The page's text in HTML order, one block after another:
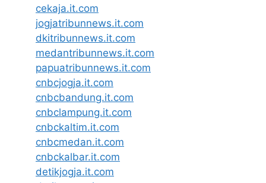
cekaja.it.com
jogjatribunnews.it.com
dkitribunnews.it.com
medantribunnews.it.com
papuatribunnews.it.com
cnbcjogja.it.com
cnbcbandung.it.com
cnbclampung.it.com
cnbckaltim.it.com
cnbcmedan.it.com
cnbckalbar.it.com
detikjogja.it.com